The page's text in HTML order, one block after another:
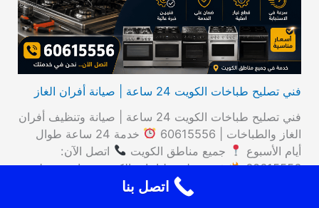
فني تصليح طباخات الكويت 24 ساعة | صيانة أفران الغاز
فني تصليح طباخات الكويت 24 ساعة | صيانة وتنظيف أفران
الغاز والطباخات | 60615556
خدمة 24 ساعة طوال
أيام الأسبوع
جميع مناطق الكويت
اتصل الآن:
60615556
فني تصليح طباخات الكويت صيانة • تنظيف
• قطع غيار أصلية — 24 ساعة خدماتنا الماركات الأنواع
اتصل بنا